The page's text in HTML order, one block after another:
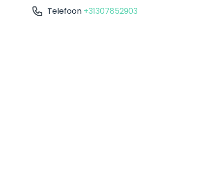
Telefoon +31307852903